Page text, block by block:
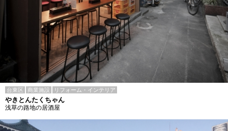
台東区 商業施設 リフォーム・インテリア
やきとんたくちゃん
浅草の路地の居酒屋